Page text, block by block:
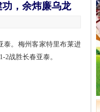
，余炜廉乌龙
泰。梅州客家特里布莱进
战胜长春亚泰。